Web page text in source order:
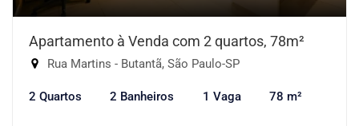
Apartamento à Venda com 2 quartos, 78m²
Rua Martins - Butantã, São Paulo-SP
2 Quartos 2 Banheiros 1 Vaga 78 m²